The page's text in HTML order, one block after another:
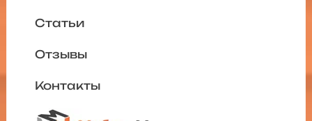
Статьи
Отзывы
Контакты